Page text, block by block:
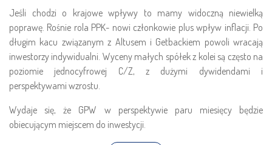
Jeśli chodzi o krajowe wpływy to mamy widoczną niewielką
poprawę. Rośnie rola PPK- nowi członkowie plus wpływ inflacji. Po
długim kacu związanym z Altusem i Getbackiem powoli wracają
inwestorzy indywidualni. Wyceny małych spółek z kolei są często na
poziomie jednocyfrowej C/Z, z dużymi dywidendami i
perspektywami wzrostu.
Wydaje się, że GPW w perspektywie paru miesięcy będzie
obiecującym miejscem do inwestycji.